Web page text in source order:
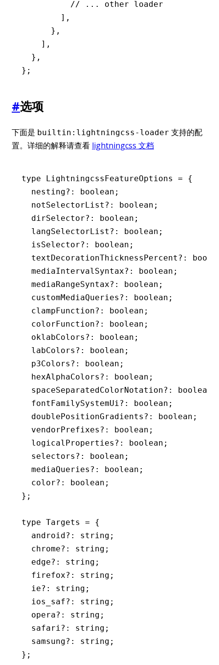
          // ... other loader
        ]
,
      }
,
    ]
,
  }
,
};
#选项
下面是 builtin:lightningcss-loader 支持的配
置。详细的解释请查看 lightningcss 文档
type LightningcssFeatureOptions = {
  nesting
?: boolean ;
  notSelectorList
?: boolean ;
  dirSelector
?: boolean ;
  langSelectorList
?: boolean ;
  isSelector
?: boolean ;
  textDecorationThicknessPercent
?:
  mediaIntervalSyntax
?: boolean ;
  mediaRangeSyntax
?: boolean ;
  customMediaQueries
?: boolean ;
  clampFunction
?: boolean ;
  colorFunction
?: boolean ;
  oklabColors
?: boolean ;
  labColors
?: boolean ;
  p3Colors
?: boolean ;
  hexAlphaColors
?: boolean ;
  spaceSeparatedColorNotation
?: boolean
  fontFamilySystemUi
?: boolean ;
  doublePositionGradients
?: boolean ;
  vendorPrefixes
?: boolean ;
  logicalProperties
?: boolean ;
  selectors
?: boolean ;
  mediaQueries
?: boolean ;
  color
?: boolean ;
};
type Targets = {
  android
?: string ;
  chrome
?: string ;
  edge
?: string ;
  firefox
?: string ;
  ie
?: string ;
  ios_saf
?: string ;
  opera
?: string ;
  safari
?: string ;
  samsung
?: string ;
};